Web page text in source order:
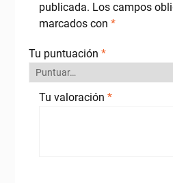
publicada. Los campos
marcados con *
Tu puntuación *
Tu valoración *